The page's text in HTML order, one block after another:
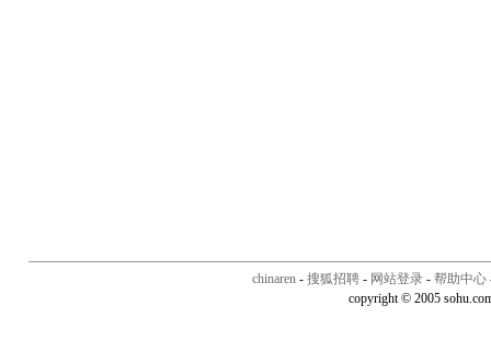
chinaren - 搜狐招聘 - 网站登录 - 帮助中心
copyright © 2005